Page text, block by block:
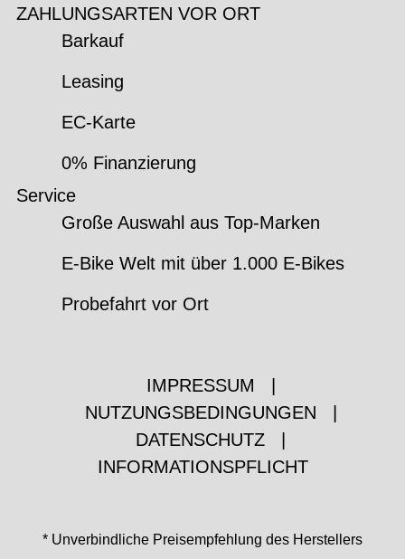
ZAHLUNGSARTEN VOR ORT
Barkauf
Leasing
EC-Karte
0% Finanzierung
Service
Große Auswahl aus Top-Marken
E-Bike Welt mit über 1.000 E-Bikes
Probefahrt vor Ort
IMPRESSUM
NUTZUNGSBEDINGUNGEN
DATENSCHUTZ
INFORMATIONSPFLICHT
* Unverbindliche Preisempfehlung des Herstellers